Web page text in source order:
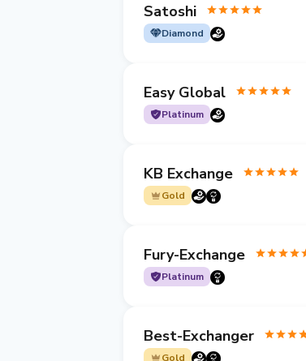
Satoshi
Diamond
Easy Global
Platinum
KB Exchange
Gold
Fury-Exchange
Platinum
Best-Exchanger
Gold